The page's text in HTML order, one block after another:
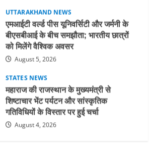
STATES NEWS
महाराज की राजस्थान के मुख्यमंत्री से
शिष्टाचार भेंट पर्यटन और सांस्कृतिक
गतिविधियों के विस्तार पर हुई चर्चा
August 4, 2026
UTTARAKHAND NEWS
जिलाधिकारी/जिला निर्वाचन अधिकारी ने
सहसपुर विधानसभा क्षेत्र के पोलिंग बूथों का
निरीक्षण कर एसआईआर आपत्ति निस्तारण
शिविर की व्यवस्थाओं का लिया जायजा